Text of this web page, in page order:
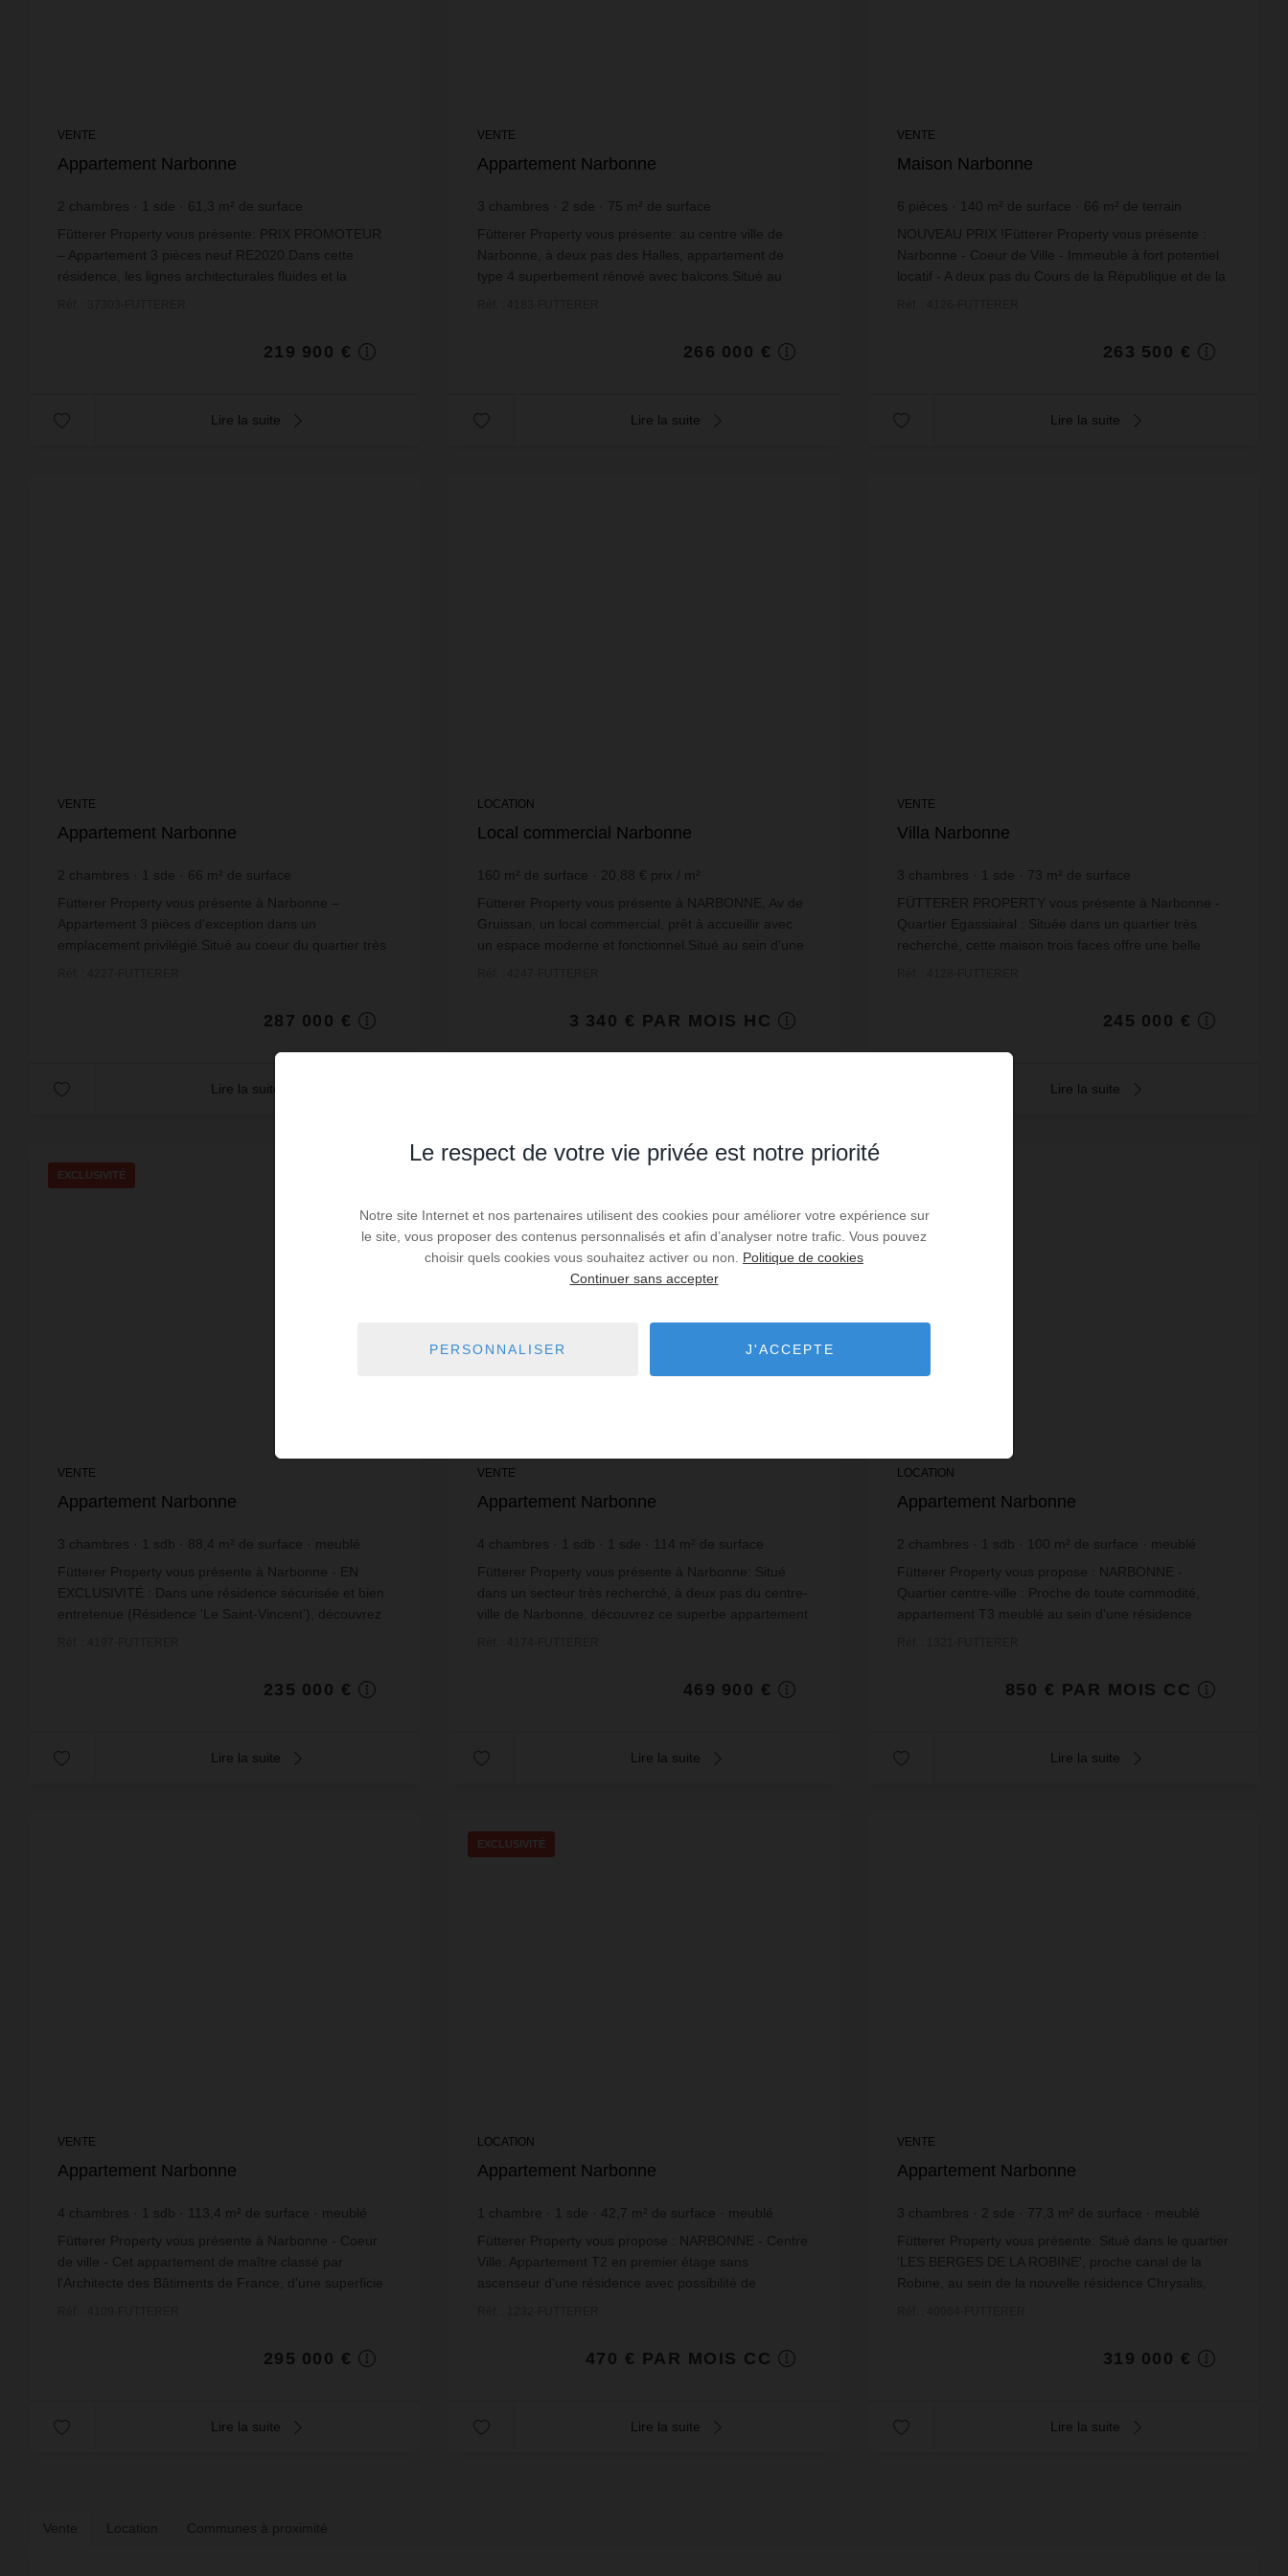
VENTE
Appartement Narbonne
2 chambres sde 61,3 m² de surface
3 587,28 €
Fütterer Property vous présente: PRIX PROMOTEUR
– Appartement 3 pièces neuf RE2020.Dans cette
résidence, les lignes architecturales fluides et la
219 900 €
Lire la suite
VENTE
Appartement Narbonne
3 chambres 2 sde 75 m² de surface
3 546,67 €
Fütterer Property vous présente: au centre ville de
Narbonne, à deux pas des Halles, appartement de
type 4 superbement rénové avec balcons.Situé au
266 000 €
Lire la suite
VENTE
Maison Narbonne
6 pièces 140 m² de surface 66 m² de terrain
1 882,14 €prix / m²
NOUVEAU PRIX !Fütterer Property vous présente :
Narbonne - Coeur de Ville - Immeuble à fort potentiel
locatif - A deux pas du Cours de la République et de la
263 500 €
Lire la suite
VENTE
Appartement Narbonne
2 chambres sde 66 m² de surface
4 348,48 €
Fütterer Property vous présente à Narbonne –
Appartement 3 pièces d'exception dans un
emplacement privilégié.Situé au coeur du quartier très
287 000 €
Lire la suite
LOCATION
Local commercial Narbonne
160 m² de surface 20,88 € prix / m²
Fütterer Property vous présente à NARBONNE, Av de
Gruissan, un local commercial, prêt à accueillir avec
un espace moderne et fonctionnel.Situé au sein d'une
3 340 € PAR MOIS HC
VENTE
Villa Narbonne
3 chambres sde 73 m² de surface
3 356,16 €prix / m²
FÜTTERER PROPERTY vous présente à Narbonne -
Quartier Egassiairal : Située dans un quartier très
recherché, cette maison trois faces offre une belle
245 000 €
Lire la suite
EXCLUSIVITÉ
VENTE
Appartement Narbonne
3 chambres sdb 88,4 m² de surface
meublé
2 658,37 €
Fütterer Property vous présente à Narbonne - EN
EXCLUSIVITÉ : Dans une résidence sécurisée et bien
entretenue (Résidence 'Le Saint-Vincent'), découvrez
235 000 €
Lire la suite
VENTE
Appartement Narbonne
4 chambres sdb sde 114 m² de surface
4 121,93 €
Fütterer Property vous présente à Narbonne: Situé
dans un secteur très recherché, à deux pas du centre-
ville de Narbonne, découvrez ce superbe appartement
469 900 €
Lire la suite
LOCATION
Appartement Narbonne
2 chambres sdb 100 m² de surface
meublé
prix / m²
Fütterer Property vous propose : NARBONNE -
Quartier centre-ville : Proche de toute commodité,
appartement T3 meublé au sein d'une résidence
850 € PAR MOIS CC
Lire la suite
VENTE
Appartement Narbonne
4 chambres sdb 113,4 m² de surface
meublé
2 601,41 €
Fütterer Property vous présente à Narbonne - Coeur
de ville - Cet appartement de maître classé par
l'Architecte des Bâtiments de France, d'une superficie
295 000 €
Lire la suite
EXCLUSIVITÉ
LOCATION
Appartement Narbonne
chambre sde 42,7 m² de surface
meublé
11,01 €
Fütterer Property vous propose : NARBONNE - Centre
Ville: Appartement T2 en premier étage sans
ascenseur d'une résidence avec possibilité de
470 € PAR MOIS CC
Lire la suite
VENTE
Appartement Narbonne
3 chambres 2 sde 77,3 m² de surface
meublé
4 126,78 €
Fütterer Property vous présente: Situé dans le quartier
'LES BERGES DE LA ROBINE', proche canal de la
Robine, au sein de la nouvelle résidence Chrysalis,
319 000 €
Lire la suite
Vente Location Communes à proximité
Le respect de votre vie privée est notre priorité
Notre site Internet et nos partenaires utilisent des cookies pour améliorer votre expérience sur
le site, vous proposer des contenus personnalisés et afin d’analyser notre trafic. Vous pouvez
choisir quels cookies vous souhaitez activer ou non. Politique de cookies
Continuer sans accepter
PERSONNALISER J'ACCEPTE